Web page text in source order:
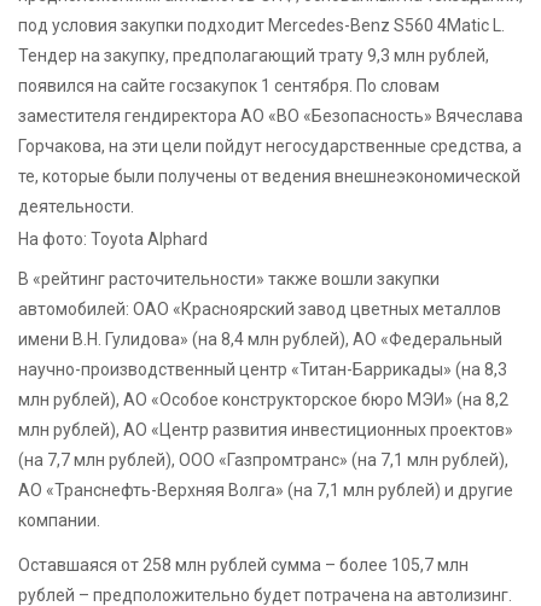
под условия закупки подходит Mercedes-Benz S560 4Matic L.
Тендер на закупку, предполагающий трату 9,3 млн рублей,
появился на сайте госзакупок 1 сентября. По словам
заместителя гендиректора АО «ВО «Безопасность» Вячеслава
Горчакова, на эти цели пойдут негосударственные средства, а
те, которые были получены от ведения внешнеэкономической
деятельности.
На фото: Toyota Alphard
В «рейтинг расточительности» также вошли закупки
автомобилей: ОАО «Красноярский завод цветных металлов
имени В.Н. Гулидова» (на 8,4 млн рублей), АО «Федеральный
научно-производственный центр «Титан-Баррикады» (на 8,3
млн рублей), АО «Особое конструкторское бюро МЭИ» (на 8,2
млн рублей), АО «Центр развития инвестиционных проектов»
(на 7,7 млн рублей), ООО «Газпромтранс» (на 7,1 млн рублей),
АО «Транснефть-Верхняя Волга» (на 7,1 млн рублей) и другие
компании.
Оставшаяся от 258 млн рублей сумма – более 105,7 млн
рублей – предположительно будет потрачена на автолизинг.